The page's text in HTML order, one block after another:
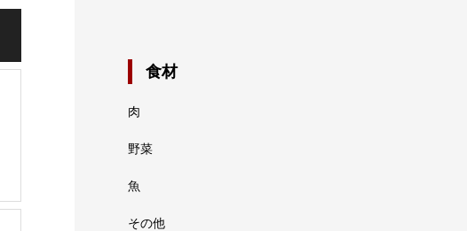
食材
肉
野菜
魚
その他